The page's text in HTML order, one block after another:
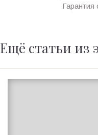
Ещё статьи из